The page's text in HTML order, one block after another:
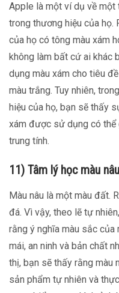
Apple là một ví dụ về một
trong thương hiệu của họ.
của họ có tông màu xám
không làm bất cứ ai khác
dụng màu xám cho tiêu
màu trắng. Tuy nhiên,
hiệu của họ, bạn sẽ thấy
xám được sử dụng có thể
trung tính.
11) Tâm lý học màu nâu
Màu nâu là một màu đất.
đá. Vì vậy, theo lẽ tự
rằng ý nghĩa màu sắc
mái, an ninh và bản chất
thị, bạn sẽ thấy rằng
sản phẩm tự nhiên và